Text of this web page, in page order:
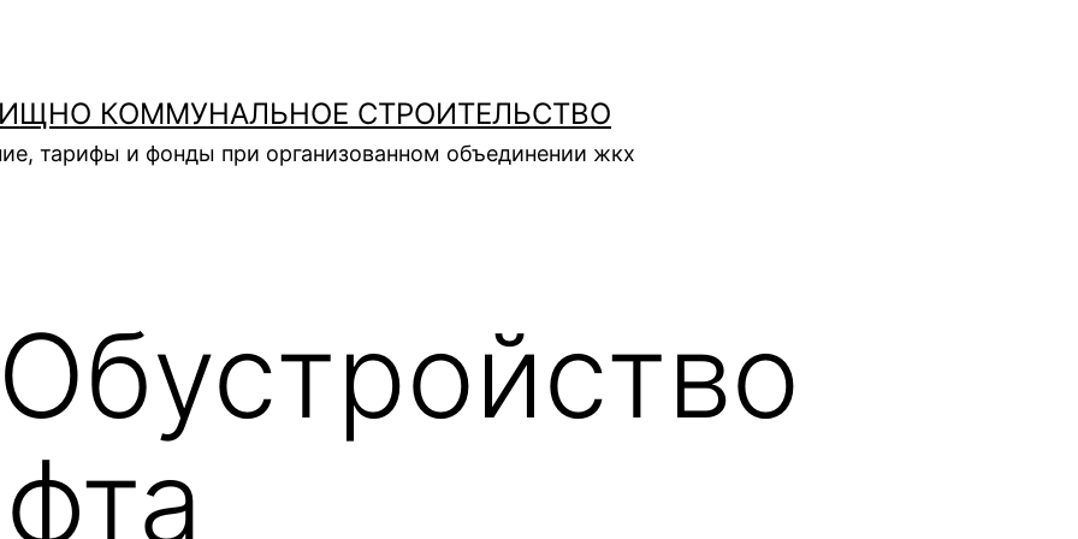
КОММУНАЛЬНОЕ СТРОИТЕЛЬСТВО
тарифы и фонды при организованном объединении жкх
Обустройство